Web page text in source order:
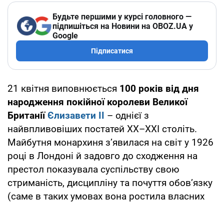
Будьте першими у курсі головного —
підпишіться на Новини на OBOZ.UA у
Google
Підписатися
21 квітня виповнюється 100 років від дня
народження покійної королеви Великої
БританіїЄлизавети II – однієї з
найвпливовіших постатей ХХ–ХХІ століть.
Майбутня монархиня з’явилася на світ у 1926
році в Лондоні й задовго до сходження на
престол показувала суспільству свою
стриманість, дисципліну та почуття обов’язку
(саме в таких умовах вона ростила власних